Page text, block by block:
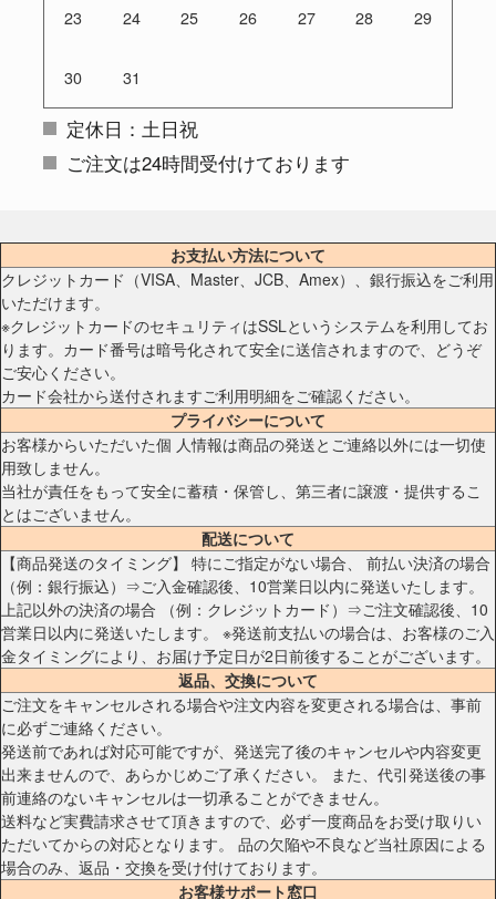
23 24 25 26 27 28 29
30 31
定休日：土日祝
ご注文は24時間受付けております
お支払い方法について
クレジットカード（VISA、Master、JCB、Amex）、銀行振込をご利用
いただけます。
※クレジットカードのセキュリティはSSLというシステムを利用してお
ります。カード番号は暗号化されて安全に送信されますので、どうぞ
ご安心ください。
カード会社から送付されますご利用明細をご確認ください。
プライバシーについて
お客様からいただいた個 人情報は商品の発送とご連絡以外には一切使
用致しません。
当社が責任をもって安全に蓄積・保管し、第三者に譲渡・提供するこ
とはございません。
配送について
【商品発送のタイミング】 特にご指定がない場合、 前払い決済の場合
（例：銀行振込）⇒ご入金確認後、10営業日以内に発送いたします。
上記以外の決済の場合 （例：クレジットカード）⇒ご注文確認後、10
営業日以内に発送いたします。 ※発送前支払いの場合は、お客様のご入
金タイミングにより、お届け予定日が2日前後することがございます。
返品、交換について
ご注文をキャンセルされる場合や注文内容を変更される場合は、事前
に必ずご連絡ください。
発送前であれば対応可能ですが、発送完了後のキャンセルや内容変更
出来ませんので、あらかじめご了承ください。 また、代引発送後の事
前連絡のないキャンセルは一切承ることができません。
送料など実費請求させて頂きますので、必ず一度商品をお受け取りい
ただいてからの対応となります。 品の欠陥や不良など当社原因による
場合のみ、返品・交換を受け付けております。
お客様サポート窓口